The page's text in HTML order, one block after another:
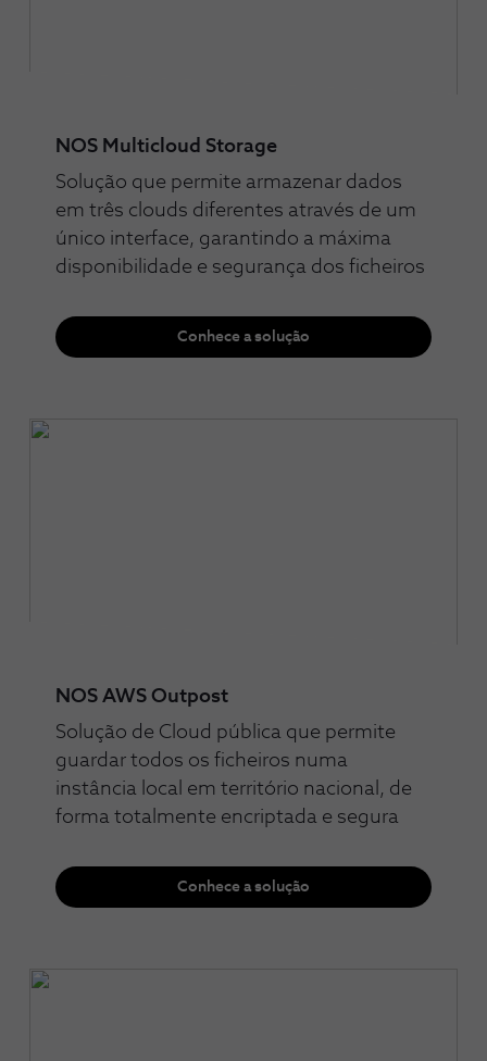
NOS Multicloud Storage
Solução que permite armazenar dados
em três clouds diferentes através de um
único interface, garantindo a máxima
disponibilidade e segurança dos ficheiros
Conhece a solução
NOS AWS Outpost
Solução de Cloud pública que permite
guardar todos os ficheiros numa
instância local em território nacional, de
forma totalmente encriptada e segura
Conhece a solução